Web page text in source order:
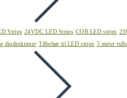
Strips 24VDC LED Strips COB LED strips
diodeskinner Tilbehør til LED strips 5 meter